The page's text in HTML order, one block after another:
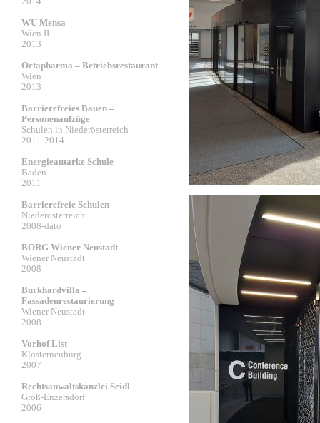
WU Mensa
Wien II
2013
Octapharma – Betriebsrestaurant
Wien
2013
Barrierefreies Bauen –
Personenaufzüge
Schulen in Niederösterreich
2011-2014
Energieautarke Schule
Baden
2011
Barrierefreie Schulen
Niederösterreich
2008-dato
BORG Wiener Neustadt
Wiener Neustadt
2008
Burkhardvilla –
Fassadenrestaurierung
Wiener Neustadt
2008
Vorhof List
Klosterneuburg
2007
Rechtsanwaltskanzlei Seidl
Groß-Enzersdorf
2006